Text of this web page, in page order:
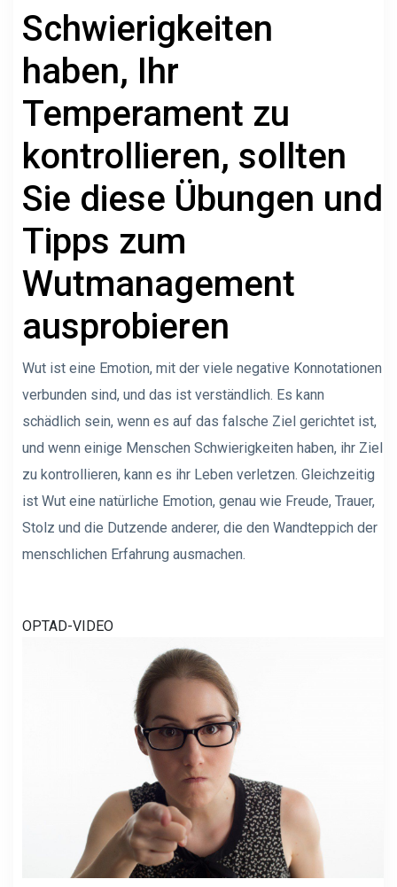
Schwierigkeiten
haben, Ihr
Temperament zu
kontrollieren, sollten
Sie diese Übungen und
Tipps zum
Wutmanagement
ausprobieren
Wut ist eine Emotion, mit der viele negative Konnotationen
verbunden sind, und das ist verständlich. Es kann
schädlich sein, wenn es auf das falsche Ziel gerichtet ist,
und wenn einige Menschen Schwierigkeiten haben, ihr Ziel
zu kontrollieren, kann es ihr Leben verletzen. Gleichzeitig
ist Wut eine natürliche Emotion, genau wie Freude, Trauer,
Stolz und die Dutzende anderer, die den Wandteppich der
menschlichen Erfahrung ausmachen.
OPTAD-VIDEO